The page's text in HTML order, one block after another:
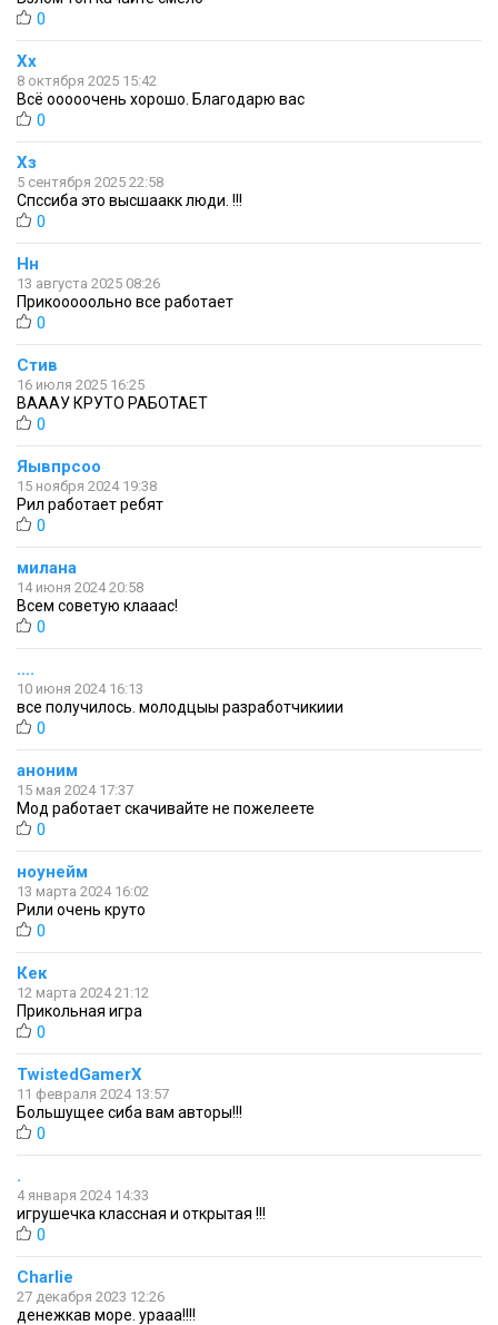
0
Хх
8 октября 2025 15:42
Всё ооооочень хорошо. Благодарю вас
0
Хз
5 сентября 2025 22:58
Спссиба это высшаакк люди. !!!
0
Нн
13 августа 2025 08:26
Прикооооольно все работает
0
Стив
16 июля 2025 16:25
ВАААУ КРУТО РАБОТАЕТ
0
Яывпрсоо
15 ноября 2024 19:38
Рил работает ребят
0
милана
14 июня 2024 20:58
Всем советую клааас!
0
….
10 июня 2024 16:13
все получилось. молодцыы разработчикиии
0
аноним
15 мая 2024 17:37
Mод работает скачивайте не пожелеете
0
ноунейм
13 марта 2024 16:02
Рили очень круто
0
Кек
12 марта 2024 21:12
Прикольная игра
0
TwistedGamerX
11 февраля 2024 13:57
Большущее сиба вам авторы!!!
0
.
4 января 2024 14:33
игрушечка классная и открытая !!!
0
Charlie
27 декабря 2023 12:26
денежкав море. урааа!!!!